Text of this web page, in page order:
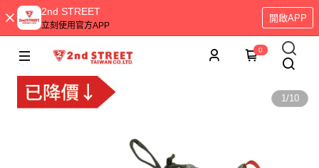
2nd STREET
立刻使用官方APP
開啟APP
0
1/10